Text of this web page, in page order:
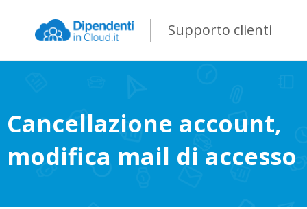
Supporto clienti
Cancellazione account,
modifica mail di accesso